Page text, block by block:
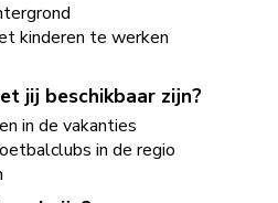
kinderen te werken
jij beschikbaar zijn?
in de vakanties
in de regio